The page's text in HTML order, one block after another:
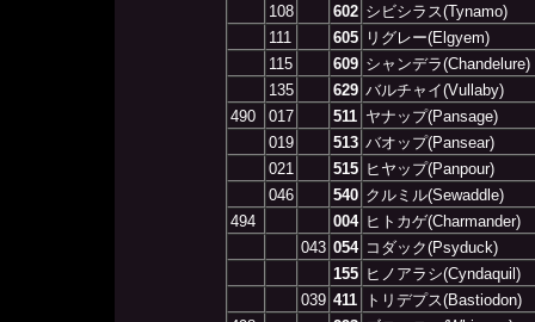
108
602 シビシラス(Tynamo)
111
605
リグレー(Elgyem)
115
609 シャンデラ(Chandelure)
135
629 バルチャイ(Vullaby)
490
017 511 ヤナップ(Pansage)
019
513 バオップ(Pansear)
021
515 ヒヤップ(Panpour)
046
540 クルミル(Sewaddle)
494
004 ヒトカゲ(Charmander)
043 054 コダック(Psyduck)
155 ヒノアラシ(Cyndaquil)
039 411
トリデプス(Bastiodon)